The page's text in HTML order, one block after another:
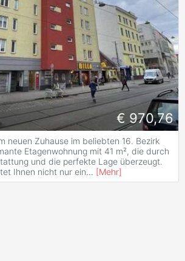
€ 970,76
neuen Zuhause im beliebten 16. Bezirk
Etagenwohnung mit 41 m², die durch
und die perfekte Lage überzeugt.
Ihnen nicht nur ein... [Mehr]